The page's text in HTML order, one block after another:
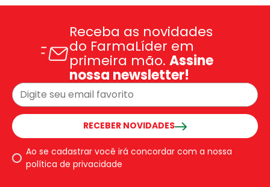
Receba as novidades
do FarmaLíder em
primeira mão. Assine
nossa newsletter!
Ao se cadastrar você irá concordar com a nossa
política de privacidade
RECEBER NOVIDADES